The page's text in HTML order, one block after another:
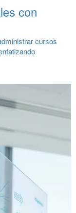
con
cursos